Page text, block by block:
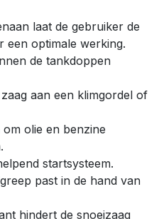
laat de gebruiker de
een optimale werking.
de tankdoppen
aan een klimgordel of
olie en benzine
startsysteem.
past in de hand van
hindert de snoeizaag